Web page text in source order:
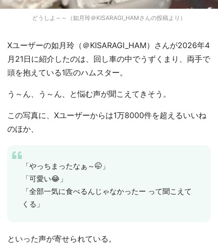
どうしよ～～（如月玲＠KISARAGI_HAMさんの投稿より）
Xユーザーの如月玲（＠KISARAGI_HAM）さんが2026年4
月21日に紹介したのは、回し車の中でうずくまり、両手で
頭を抱えている1匹のハムスター。
う～ん、う～ん、と悩む声が聞こえてきそう。
この写真に、Xユーザーからは1万8000件を超えるいいね
のほか、
「やっちまったなぁ～🤭」
「可愛い😂」
「全部一気に食べるんじゃなかったー って聞こえて
くる」
といった声が寄せられている。